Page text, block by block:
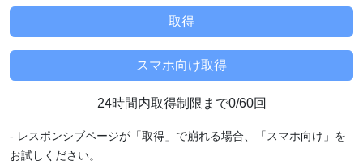
24時間内取得制限まで0/60回
- レスポンシブページが「取得」で崩れる場合、「スマホ向け」を
お試しください。